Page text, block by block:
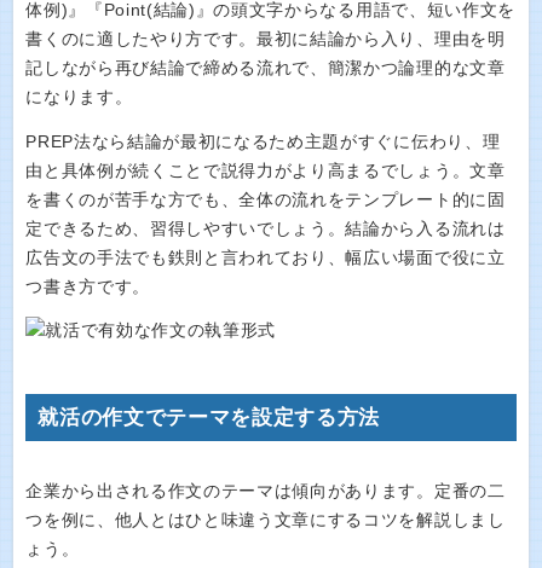
体例)』『Point(結論)』の頭文字からなる用語で、短い作文を
書くのに適したやり方です。最初に結論から入り、理由を明
記しながら再び結論で締める流れで、簡潔かつ論理的な文章
になります。
PREP法なら結論が最初になるため主題がすぐに伝わり、理
由と具体例が続くことで説得力がより高まるでしょう。文章
を書くのが苦手な方でも、全体の流れをテンプレート的に固
定できるため、習得しやすいでしょう。結論から入る流れは
広告文の手法でも鉄則と言われており、幅広い場面で役に立
つ書き方です。
就活の作文でテーマを設定する方法
企業から出される作文のテーマは傾向があります。定番の二
つを例に、他人とはひと味違う文章にするコツを解説しまし
ょう。